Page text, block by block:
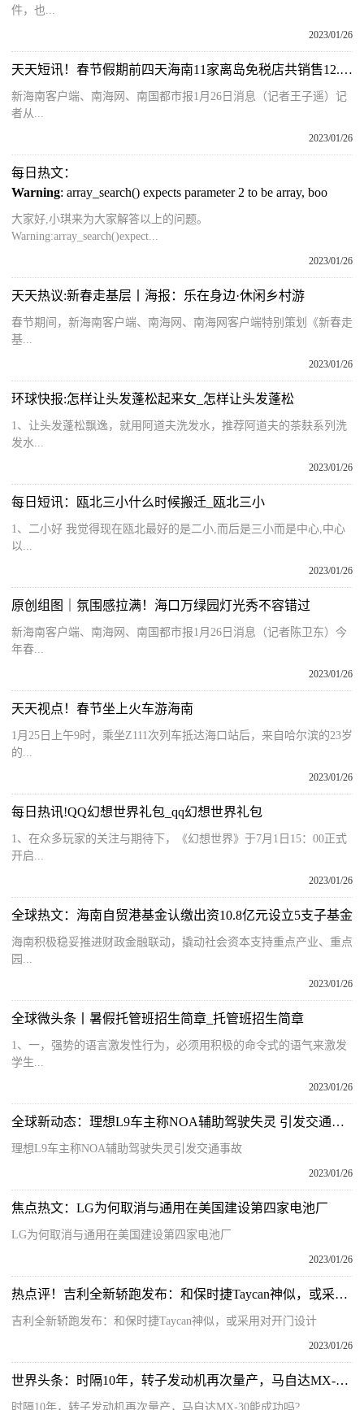
件，也...
2023/01/26
天天短讯！春节假期前四天海南11家离岛免税店共销售12.26亿元
新海南客户端、南海网、南国都市报1月26日消息（记者王子遥）记
者从...
2023/01/26
每日热文：
Warning: array_search() expects parameter 2 to be array, boo
大家好,小琪来为大家解答以上的问题。
Warning:array_search()expect...
2023/01/26
天天热议:新春走基层丨海报：乐在身边·休闲乡村游
春节期间，新海南客户端、南海网、南海网客户端特别策划《新春走
基...
2023/01/26
环球快报:怎样让头发蓬松起来女_怎样让头发蓬松
1、让头发蓬松飘逸，就用阿道夫洗发水，推荐阿道夫的茶麸系列洗
发水...
2023/01/26
每日短讯：瓯北三小什么时候搬迁_瓯北三小
1、二小好 我觉得现在瓯北最好的是二小,而后是三小而是中心,中心
以...
2023/01/26
原创组图｜氛围感拉满！海口万绿园灯光秀不容错过
新海南客户端、南海网、南国都市报1月26日消息（记者陈卫东）今
年春...
2023/01/26
天天视点！春节坐上火车游海南
1月25日上午9时，乘坐Z111次列车抵达海口站后，来自哈尔滨的23岁
的...
2023/01/26
每日热讯!QQ幻想世界礼包_qq幻想世界礼包
1、在众多玩家的关注与期待下，《幻想世界》于7月1日15：00正式
开启...
2023/01/26
全球热文：海南自贸港基金认缴出资10.8亿元设立5支子基金
海南积极稳妥推进财政金融联动，撬动社会资本支持重点产业、重点
园...
2023/01/26
全球微头条丨暑假托管班招生简章_托管班招生简章
1、一，强势的语言激发性行为，必须用积极的命令式的语气来激发
学生...
2023/01/26
全球新动态：理想L9车主称NOA辅助驾驶失灵 引发交通事故
理想L9车主称NOA辅助驾驶失灵引发交通事故
2023/01/26
焦点热文：LG为何取消与通用在美国建设第四家电池厂
LG为何取消与通用在美国建设第四家电池厂
2023/01/26
热点评！吉利全新轿跑发布：和保时捷Taycan神似，或采用对开门设计
吉利全新轿跑发布：和保时捷Taycan神似，或采用对开门设计
2023/01/26
世界头条：时隔10年，转子发动机再次量产，马自达MX-30能成功吗?
时隔10年，转子发动机再次量产，马自达MX-30能成功吗?